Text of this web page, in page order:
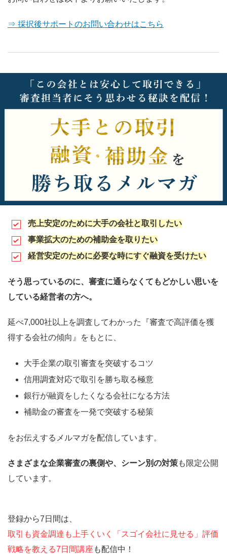
⇒ 採択後サポートのお問い合わせはこちら
売上安定のために大手の会社と取引したい
事業拡大のための補助金を取りたい
経営安定のために必要な時にすぐ融資を受けたい
そう思っているのに、審査に通らなくてもどかしい思いを
している経営者の方へ。
延べ7,000社以上を調査してわかった『審査で高評価を獲
得する会社の傾向』をもとに、
大手企業の取引審査を突破するコツ
信用調査対応で取引を勝ち取る極意
銀行が融資をしたくなる会社になる方法
補助金の審査を一発で突破する秘策
をお伝えするメルマガを配信しています。
さまざまな企業審査の裏側や、シーン別の対策も限定公開
しています。
登録から7日間は、
取引も資金調達も上手くいく「スゴイ会社に見せる」評価
戦略を教える7日間講座 も配信中！